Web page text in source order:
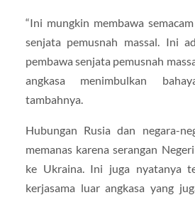
“Ini mungkin membawa
senjata pemusnah massal. Ini
pembawa senjata pemusnah
angkasa menimbulkan
tambahnya.
Hubungan Rusia dan negara-
memanas karena serangan
ke Ukraina. Ini juga nyatanya
kerjasama luar angkasa yang